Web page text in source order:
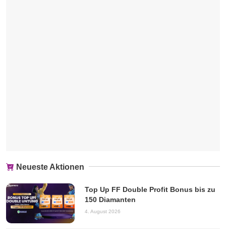
Neueste Aktionen
Top Up FF Double Profit Bonus bis zu
150 Diamanten
4. August 2026